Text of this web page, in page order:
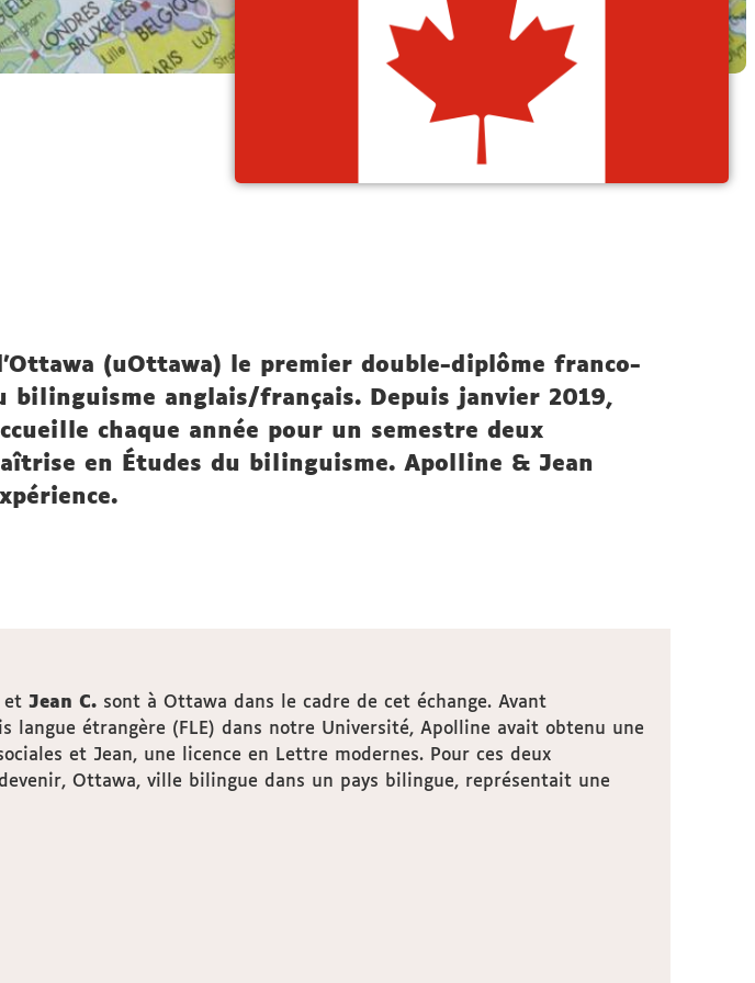
(uOttawa) le premier double-diplôme franco-
bilinguisme anglais/français. Depuis janvier 2019,
chaque année pour un semestre deux
en Études du bilinguisme. Apolline & Jean
etJean C. sont à Ottawa dans le cadre de cet échange. Avant
langue étrangère (FLE) dans notre Université, Apolline avait obtenu une
et Jean, une licence en Lettre modernes. Pour ces deux
Ottawa, ville bilingue dans un pays bilingue, représentait une